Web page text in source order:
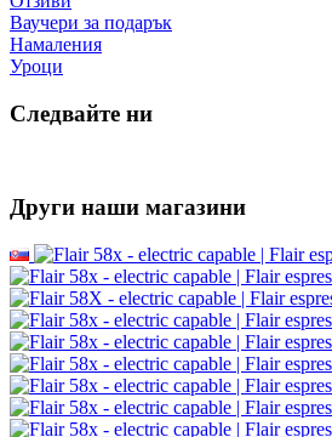
Ваучери за подарък
Намаления
Уроци
Следвайте ни
Други наши магазини